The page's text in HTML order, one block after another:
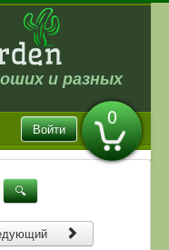
и разных
0
Войти